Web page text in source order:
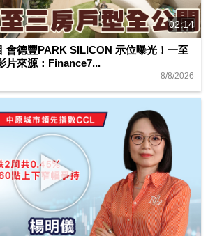
02:14
會德豐PARK SILICON 示位曝光！一至
片來源：Finance7...
8/8/2026